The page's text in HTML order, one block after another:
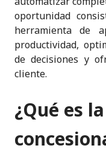
oportunidad
herramienta de
productividad,
de decisiones y
cliente.
¿Qué es